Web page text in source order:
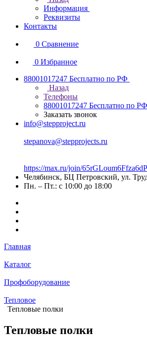
Информация
Реквизиты
Контакты
0 Сравнение
0 Избранное
88001017247 Бесплатно по РФ
Назад
Телефоны
88001017247 Бесплатно по РФ
Заказать звонок
info@stepproject.ru
stepanova@stepprojects.ru
https://max.ru/join/
Челябинск, БЦ Петровский, ул.
Пн. – Пт.: с 10:00 до 18:00
Главная
Каталог
Профоборудование
Тепловое
Тепловые полки
Тепловые полки